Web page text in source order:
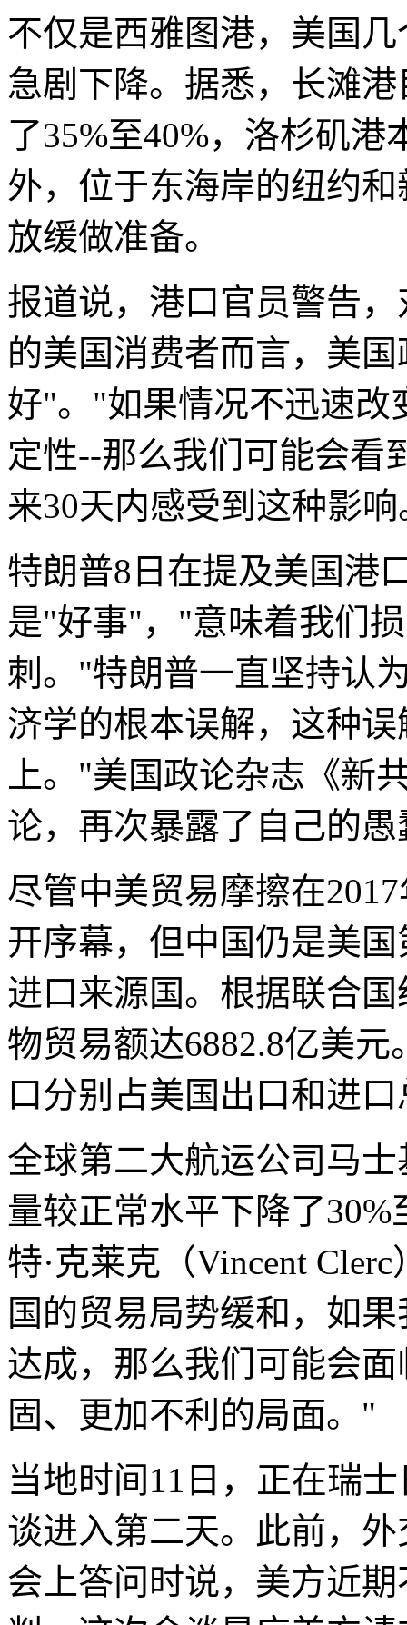
不仅是西雅图港，美国
急剧下降。据悉，长滩
了35%至40%，洛杉矶
外，位于东海岸的纽约
放缓做准备。
报道说，港口官员警告
的美国消费者而言，美
好"。"如果情况不迅速改
定性--那么我们可能会看
来30天内感受到这种影
特朗普8日在提及美国港
是"好事"，"意味着我们
刺。"特朗普一直坚持认
济学的根本误解，这种
上。"美国政论杂志《新
论，再次暴露了自己的
尽管中美贸易摩擦在
开序幕，但中国仍是美
进口来源国。根据联合
物贸易额达6882.8亿美
口分别占美国出口和进
全球第二大航运公司马
量较正常水平下降了
特·克莱克（Vincent
国的贸易局势缓和，如
达成，那么我们可能会
固、更加不利的局面。"
当地时间11日，正在瑞
谈进入第二天。此前，
会上答问时说，美方近